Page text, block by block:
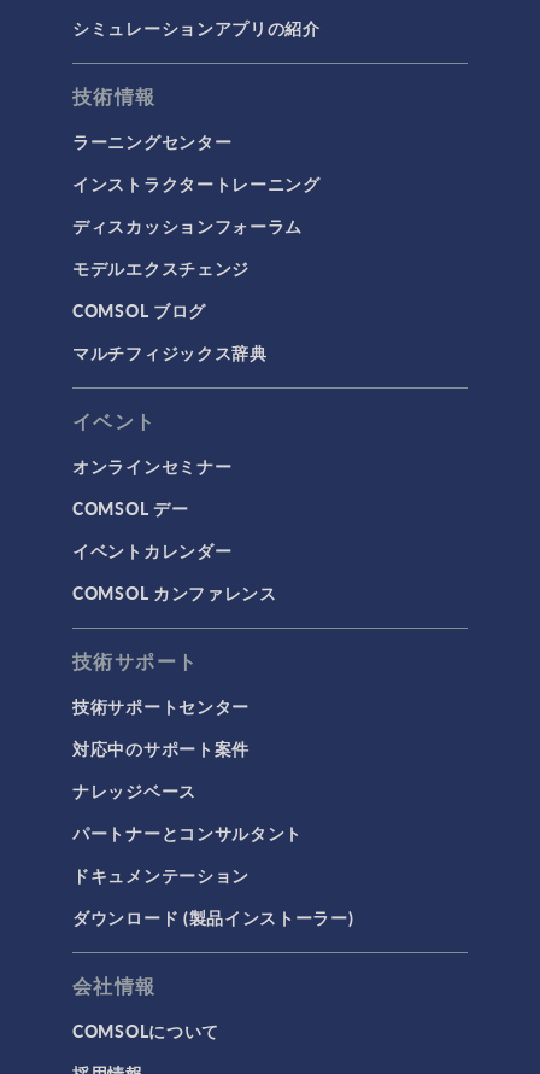
シミュレーションアプリの紹介
技術情報
ラーニングセンター
インストラクタートレーニング
ディスカッションフォーラム
モデルエクスチェンジ
COMSOL ブログ
マルチフィジックス辞典
イベント
オンラインセミナー
COMSOL デー
イベントカレンダー
COMSOL カンファレンス
技術サポート
技術サポートセンター
対応中のサポート案件
ナレッジベース
パートナーとコンサルタント
ドキュメンテーション
ダウンロード (製品インストーラー)
会社情報
COMSOLについて